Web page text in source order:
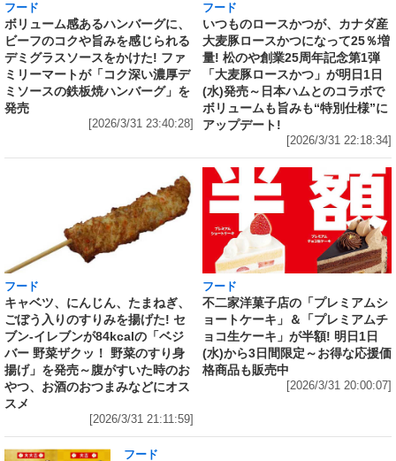
フード
ボリューム感あるハンバーグに、
ビーフのコクや旨みを感じられる
デミグラスソースをかけた! ファ
ミリーマートが「コク深い濃厚デ
ミソースの鉄板焼ハンバーグ」を
発売
[2026/3/31 23:40:28]
フード
いつものロースかつが、カナダ産
大麦豚ロースかつになって25％増
量! 松のや創業25周年記念第1弾
「大麦豚ロースかつ」が明日1日
(水)発売～日本ハムとのコラボで
ボリュームも旨みも“特別仕様”に
アップデート!
[2026/3/31 22:18:34]
フード
キャベツ、にんじん、たまねぎ、
ごぼう入りのすりみを揚げた! セ
ブン‐イレブンが84kcalの「ベジ
バー 野菜ザクッ！ 野菜のすり身
揚げ」を発売～腹がすいた時のお
やつ、お酒のおつまみなどにオス
スメ
[2026/3/31 21:11:59]
フード
不二家洋菓子店の「プレミアムシ
ョートケーキ」＆「プレミアムチ
ョコ生ケーキ」が半額! 明日1日
(水)から3日間限定～お得な応援価
格商品も販売中
[2026/3/31 20:00:07]
フード